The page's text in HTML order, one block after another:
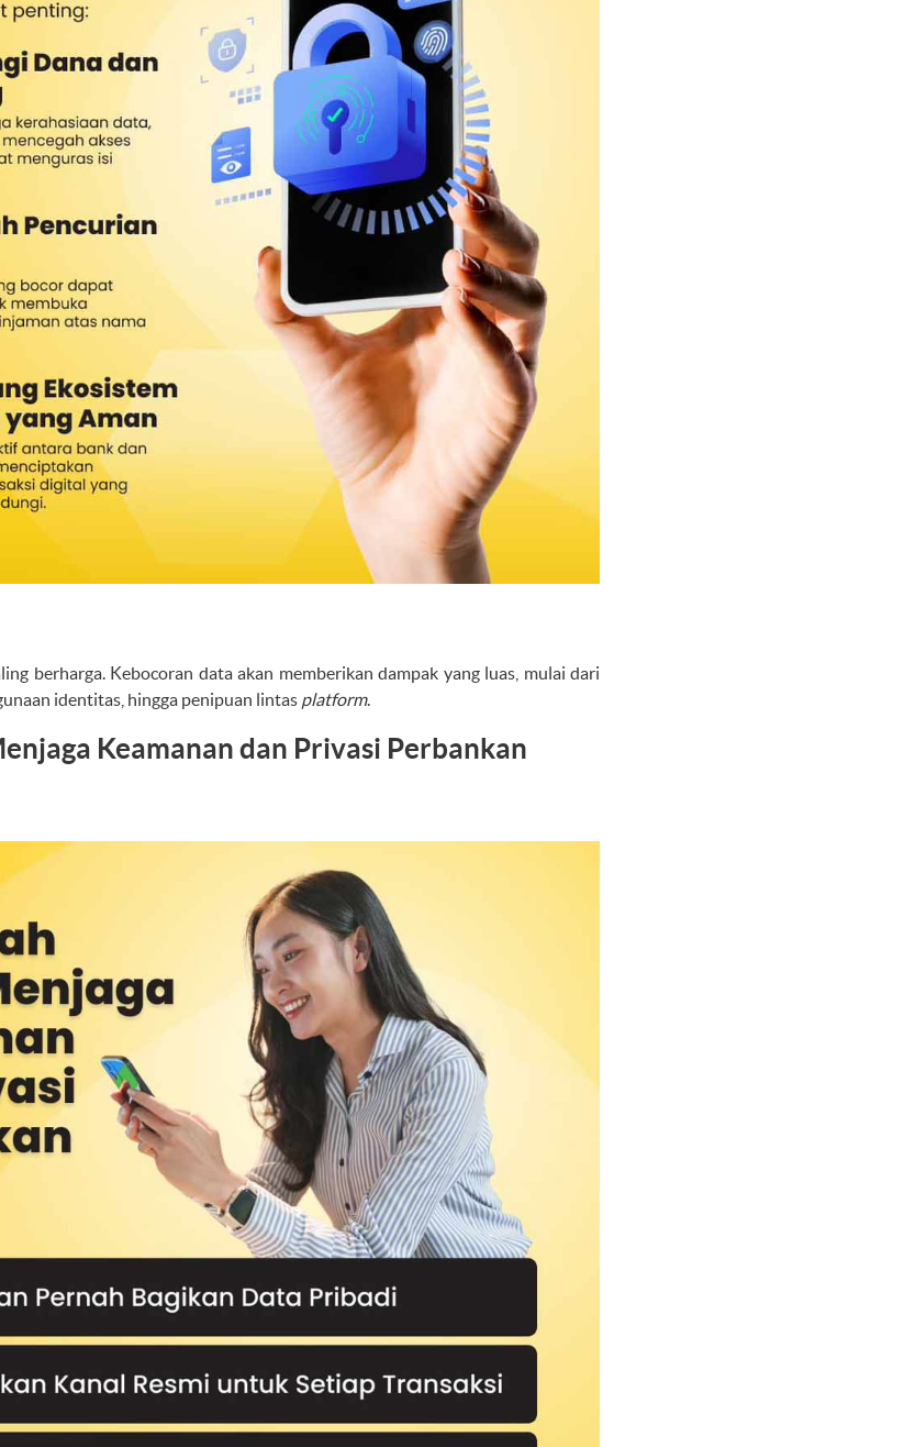
berharga. Kebocoran data akan memberikan dampak yang luas, mulai dari
identitas, hingga penipuan lintas platform.
Keamanan dan Privasi Perbankan